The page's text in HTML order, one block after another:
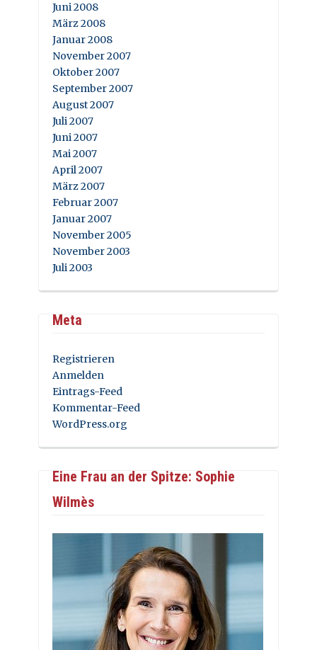
Juni 2008
März 2008
Januar 2008
November 2007
Oktober 2007
September 2007
August 2007
Juli 2007
Juni 2007
Mai 2007
April 2007
März 2007
Februar 2007
Januar 2007
November 2005
November 2003
Juli 2003
Meta
Registrieren
Anmelden
Eintrags-Feed
Kommentar-Feed
WordPress.org
Eine Frau an der Spitze: Sophie
Wilmès